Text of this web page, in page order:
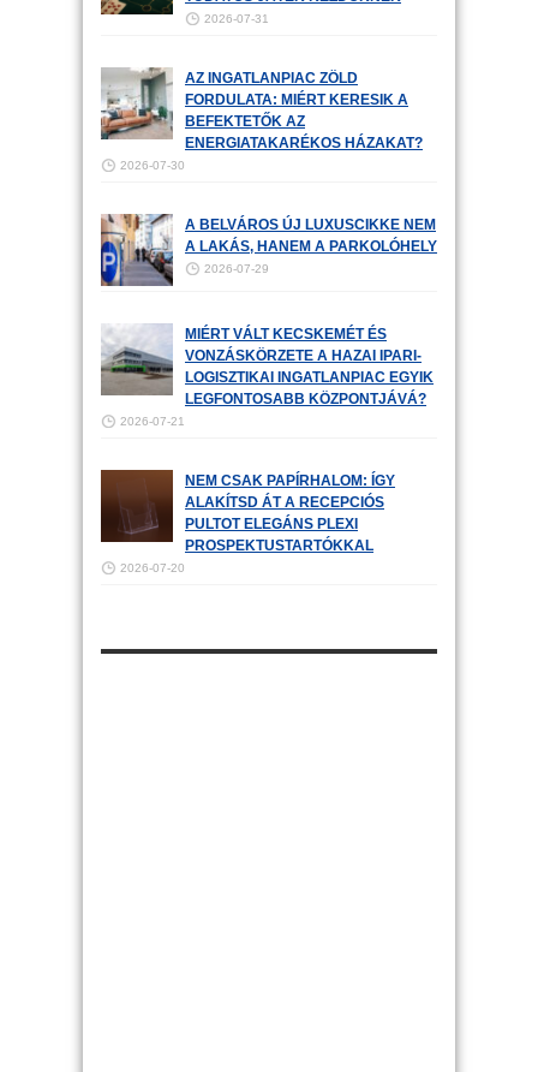
2026-07-31
AZ INGATLANPIAC ZÖLD
FORDULATA: MIÉRT KERESIK A
BEFEKTETŐK AZ
ENERGIATAKARÉKOS HÁZAKAT?
2026-07-30
A BELVÁROS ÚJ LUXUSCIKKE NEM
A LAKÁS, HANEM A PARKOLÓHELY
2026-07-29
MIÉRT VÁLT KECSKEMÉT ÉS
VONZÁSKÖRZETE A HAZAI IPARI-
LOGISZTIKAI INGATLANPIAC EGYIK
LEGFONTOSABB KÖZPONTJÁVÁ?
2026-07-21
NEM CSAK PAPÍRHALOM: ÍGY
ALAKÍTSD ÁT A RECEPCIÓS
PULTOT ELEGÁNS PLEXI
PROSPEKTUSTARTÓKKAL
2026-07-20